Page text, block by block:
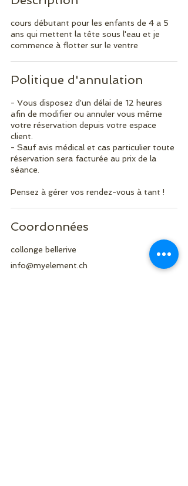
é
cours débutant pour les enfants de 4 a 5
ans qui mettent la tête sous l'eau et je
commence à flotter sur le ventre
Politique d'annulation
- Vous disposez d'un délai de 12 heures
afin de modifier ou annuler vous même
votre réservation depuis votre espace
client.
- Sauf avis médical et cas particulier toute
réservation sera facturée au prix de la
séance.
Pensez à gérer vos rendez-vous à tant !
Coordonnées
collonge bellerive
info@myelement.ch